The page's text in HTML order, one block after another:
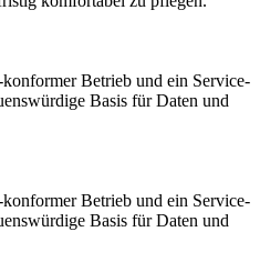
Betrieb und ein Service-
Basis für Daten und
Betrieb und ein Service-
Basis für Daten und